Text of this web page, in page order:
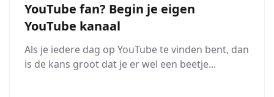
YouTube fan? Begin je eigen
YouTube kanaal
Als je iedere dag op YouTube te vinden bent, dan
is de kans groot dat je er wel een beetje...